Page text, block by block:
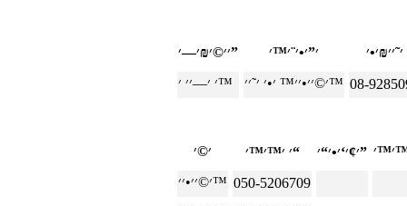
׳׳©׳₪׳—׳”
׳ ׳—׳׳ ׳™
׳©׳׳•׳׳™ ׳•׳ ׳˜׳׳™ 08-
׳ ׳™׳™׳“
׳¢׳‘׳•׳“׳”
׳©׳׳•׳׳™ 050-5206709